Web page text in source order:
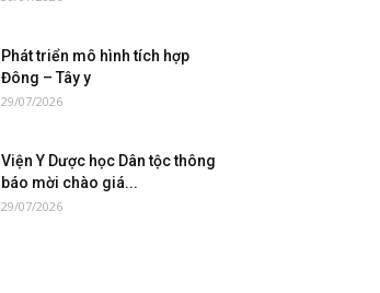
Phát triển mô hình tích hợp
Đông – Tây y
29/07/2026
Viện Y Dược học Dân tộc thông
báo mời chào giá...
29/07/2026